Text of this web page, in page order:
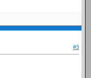
#3